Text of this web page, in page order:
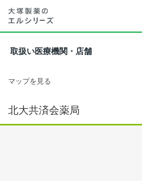
取扱い医療機関・店舗
マップを見る
北大共済会薬局